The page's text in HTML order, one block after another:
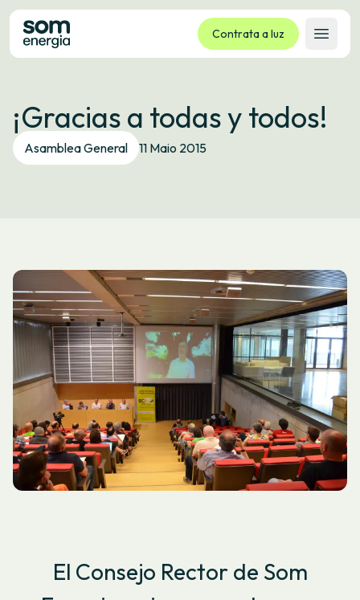
Contrata a luz
Abrir
Tarifas
Servizos
Empresas
Idioma: ES CA GL
¡Gracias a todas y todos!
Asamblea General 11 Maio 2015
El Consejo Rector de Som